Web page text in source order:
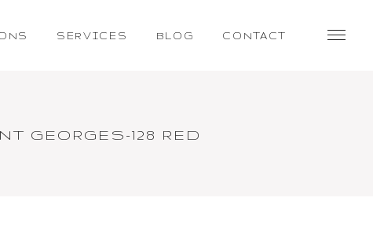
SERVICES BLOG CONTACT
GEORGES-128 RED